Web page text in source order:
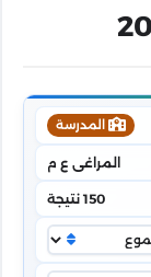
المدرسة
المراغى ع م
150 نتيجة